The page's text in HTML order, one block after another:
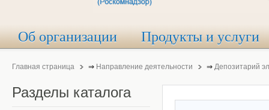
Об организации Продукты и услуги
Главная страница ⇒ Направление деятельности ⇒ Депозитарий
Разделы каталога